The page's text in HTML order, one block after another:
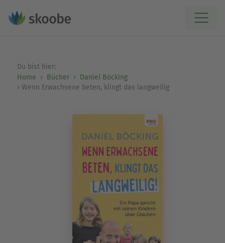
Du bist hier:
Home
Bücher
Daniel Böcking
Wenn Erwachsene beten, klingt das langweilig